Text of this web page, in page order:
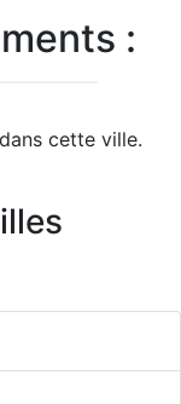
:
cette ville.